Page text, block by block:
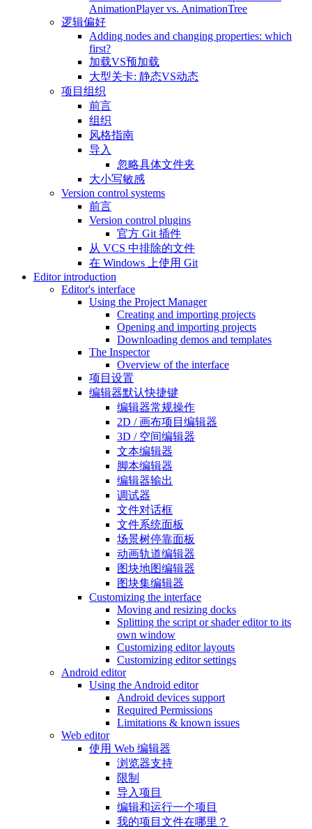
AnimationPlayer vs. AnimationTree
逻辑偏好
Adding nodes and changing properties: which
first?
加载VS预加载
大型关卡: 静态VS动态
项目组织
前言
组织
风格指南
导入
忽略具体文件夹
大小写敏感
Version control systems
前言
Version control plugins
官方 Git 插件
从 VCS 中排除的文件
在 Windows 上使用 Git
Editor introduction
Editor's interface
Using the Project Manager
Creating and importing projects
Opening and importing projects
Downloading demos and templates
The Inspector
Overview of the interface
项目设置
编辑器默认快捷键
编辑器常规操作
2D / 画布项目编辑器
3D / 空间编辑器
文本编辑器
脚本编辑器
编辑器输出
调试器
文件对话框
文件系统面板
场景树停靠面板
动画轨道编辑器
图块地图编辑器
图块集编辑器
Customizing the interface
Moving and resizing docks
Splitting the script or shader editor to its
own window
Customizing editor layouts
Customizing editor settings
Android editor
Using the Android editor
Android devices support
Required Permissions
Limitations & known issues
Web editor
使用 Web 编辑器
浏览器支持
限制
导入项目
编辑和运行一个项目
我的项目文件在哪里？